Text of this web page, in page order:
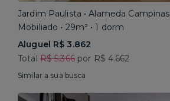
Jardim Paulista • Alameda Campinas
Mobiliado • 29m² • 1 dorm
Aluguel R$ 3.862
Total R$ 5.366por R$ 4.662
Similar a sua busca